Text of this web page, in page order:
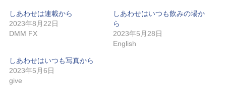
しあわせは連載から
2023年8月22日
DMM FX
しあわせはいつも飲みの場か
ら
2023年5月28日
English
しあわせはいつも写真から
2023年5月6日
give